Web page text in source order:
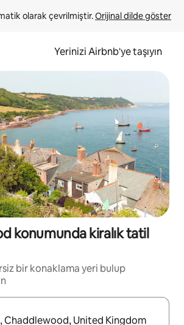
olarak çevrilmiştir. Orijinal dilde göster
Yerinizi Airbnb'ye taşıyın
konumunda kiralık tatil
bir konaklama yeri bulup
olduğunda yukarı ve aşağı oklarıyla